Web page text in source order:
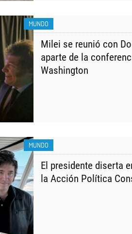
MUNDO
Milei se reunió con
aparte de la
Washington
MUNDO
El presidente diserta
la Acción Política